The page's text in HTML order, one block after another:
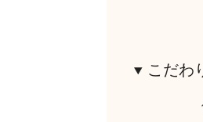
こだわ